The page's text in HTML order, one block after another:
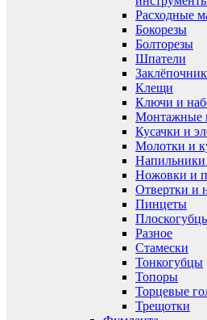
Расходные
Бокорезы
Болторезы
Шпатели
Клещи
Ключи и
Монтажные
Кусачки и
Молотки и
Ножовки и
Отвертки и
Пинцеты
Разное
Стамески
Тонкогубцы
Топоры
Торцевые
Трещотки